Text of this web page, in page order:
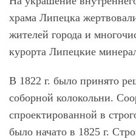
храма Липецка
жителей города и
курорта Липецкие
В 1822 г. было принято
соборной колокольни.
спроектированной в
было начато в 1825 г.